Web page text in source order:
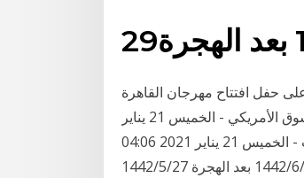
حفل افتتاح مهرجان القاهرة
السينمائي الدولي بدروته الـ42. أسعار النفط تتحول للارتفاع مع افتتاح السوق الأمريكي - الخميس 21 يناير
2021 04:06 مساءً; طلبات إعانة البطالة الأمريكية أفضل من التوقعات - الخميس 21 يناير 2021 04:06
مساءً; المركزي الأوروبي يثبت أسعار الفائدة دون أي تغيير - الخميس 21 7‏‏/6‏‏/1442 بعد الهجرة 27‏‏/5‏‏/1442